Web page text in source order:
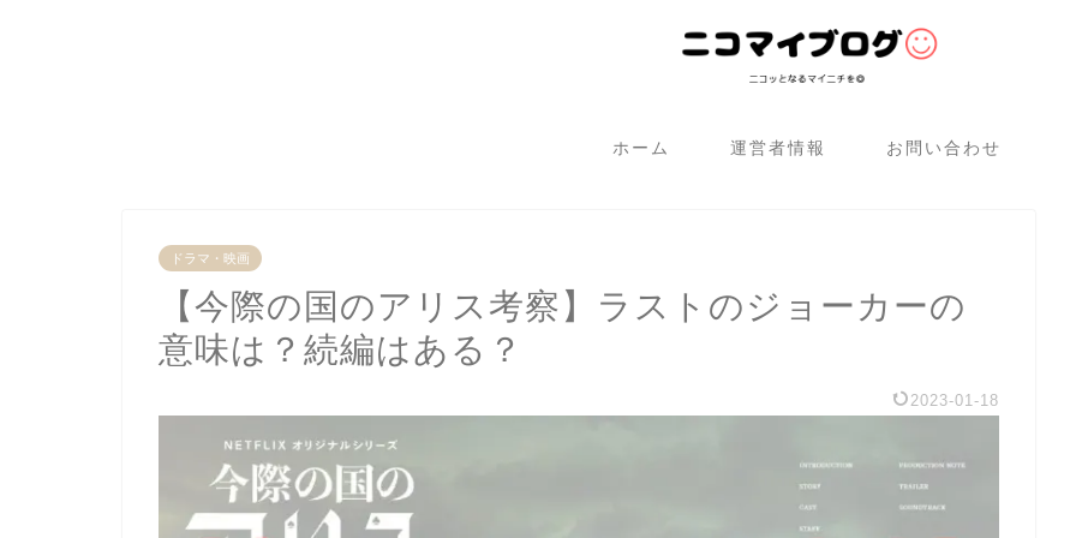
ホーム 運営者情報 お問い合わせ
ドラマ・映画
【今際の国のアリス考察】ラストのジョーカーの
意味は？続編はある？
2023-01-18